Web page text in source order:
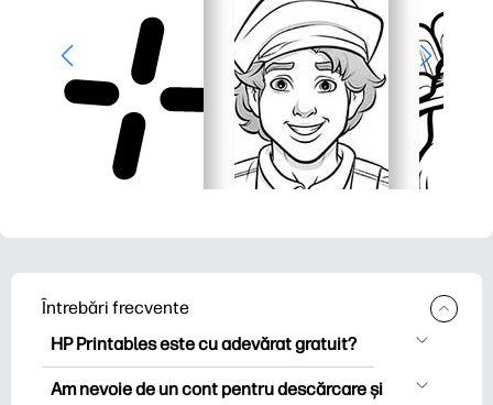
Întrebări frecvente
HP Printables este cu adevărat gratuit?
HP Printables oferă peste 2.500 de
Am nevoie de un cont pentru descărcare și